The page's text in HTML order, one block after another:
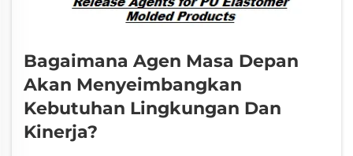
Bagaimana Agen Masa Depan
Akan Menyeimbangkan
Kebutuhan Lingkungan Dan
Kinerja?